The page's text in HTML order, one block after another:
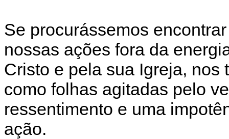
Se procurássemos
nossas ações fora da
Cristo e pela sua Igreja, nos
como folhas agitadas pelo
ressentimento e uma
ação.